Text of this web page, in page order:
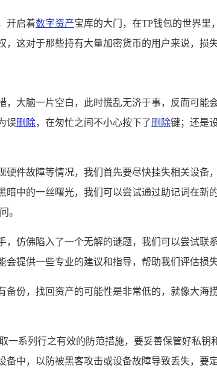
开启着数字资产宝库的大门，在TP钱包的世界里
这对于那些持有大量加密货币的用户来说，损
大脑一片空白，此时慌乱无济于事，反而可
误删除，在匆忙之间不小心按下了删除键；还是
件故障等情况，我们首先要尽快挂失相关设
中的一丝曙光，我们可以尝试通过助记词在
。
仿佛陷入了一个无解的谜题，我们可以尝试
提供一些专业的建议和指导，帮助我们评估损
份，找回资产的可能性是非常低的，就像大
系列行之有效的防范措施，要妥善保管好私钥
中，以防被黑客攻击或设备故障导致丢失，